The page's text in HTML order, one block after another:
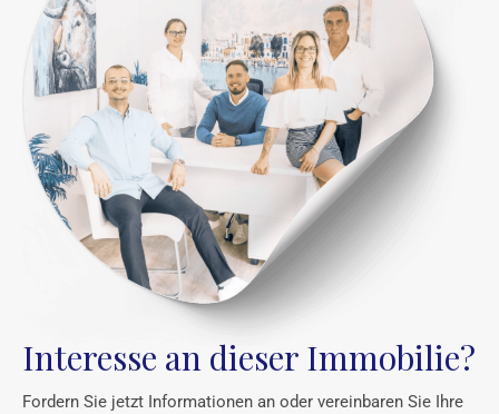
Interesse an dieser Immobilie?
Fordern Sie jetzt Informationen an oder vereinbaren Sie Ihre